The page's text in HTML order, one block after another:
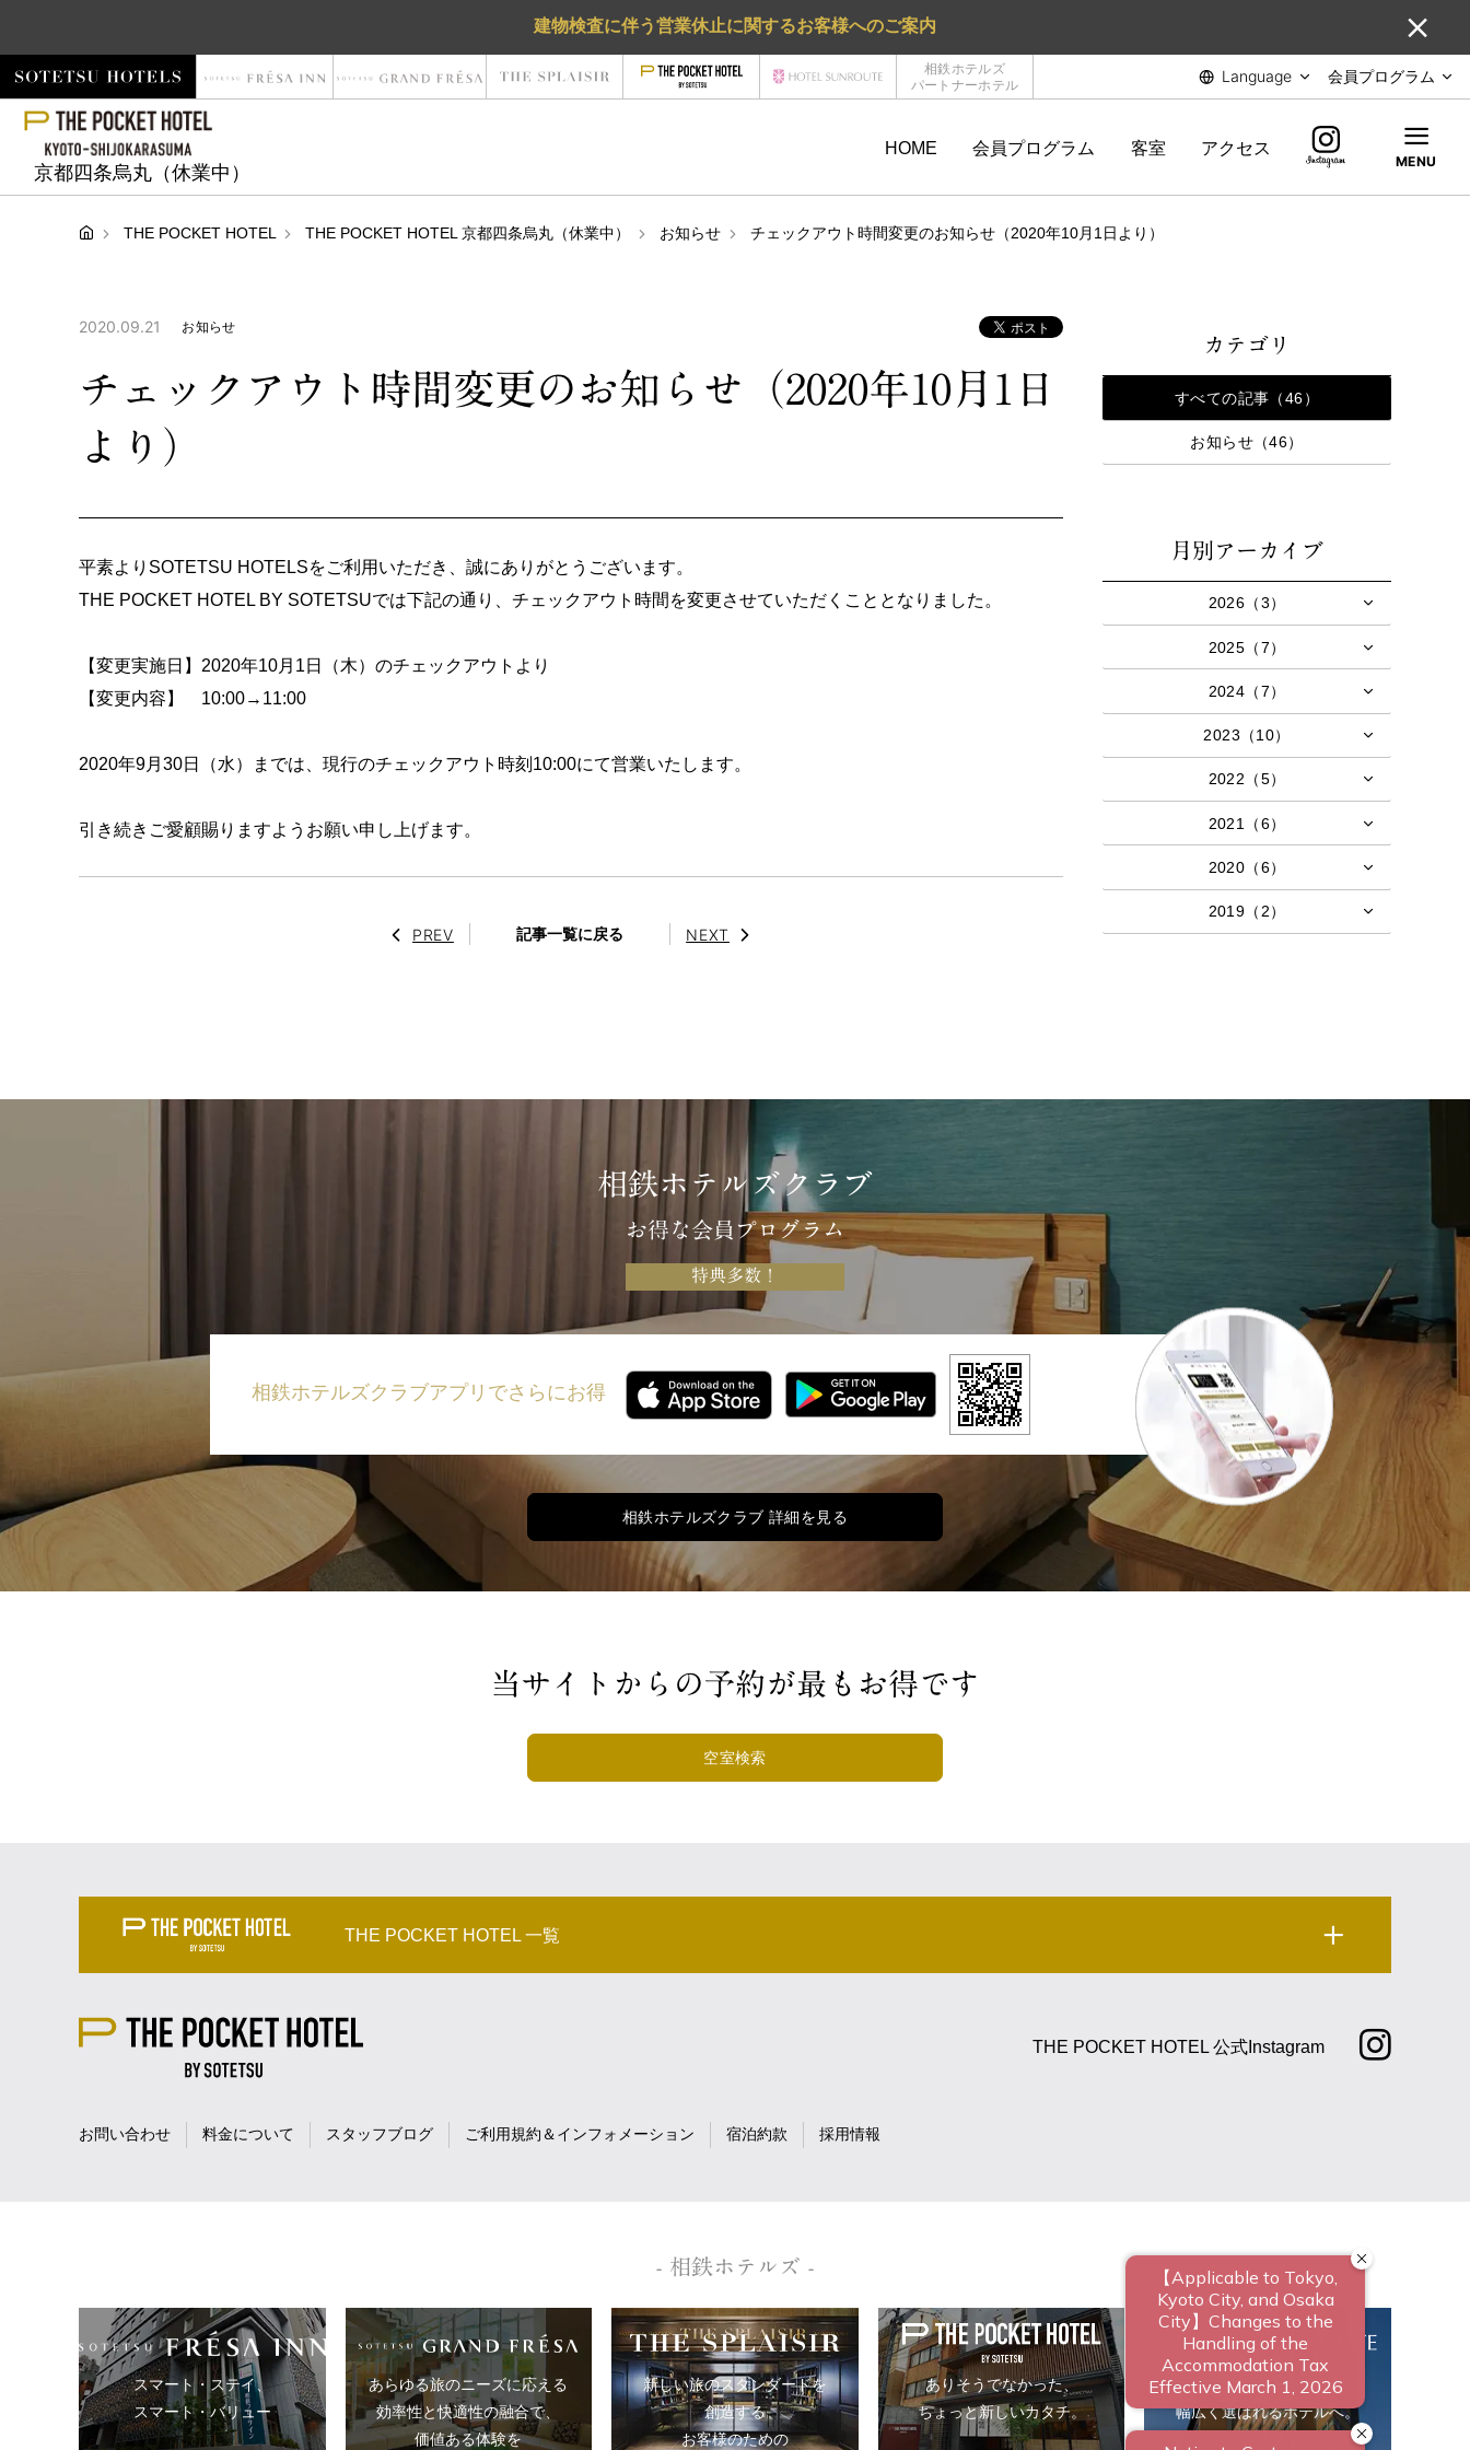
建物検査に伴う営業休止に関するお客様へのご案内
相鉄ホテルズ
パートナーホテル
Language 会員プログラム
京都四条烏丸（休業中）
HOME 会員プログラム 客室 アクセス
MENU
THE POCKET HOTEL THE POCKET HOTEL 京都四条烏丸（休業中） お知らせ チェックアウト時間変更のお知らせ（2020年10月1日より）
2020.09.21 お知らせ
チェックアウト時間変更のお知らせ（2020年10月1日
より）
平素よりSOTETSU HOTELSをご利用いただき、誠にありがとうございます。
THE POCKET HOTEL BY SOTETSUでは下記の通り、チェックアウト時間を変更させていただくこととなりました。
【変更実施日】2020年10月1日（木）のチェックアウトより
【変更内容】 10:00→11:00
2020年9月30日（水）までは、現行のチェックアウト時刻10:00にて営業いたします。
引き続きご愛顧賜りますようお願い申し上げます。
PREV 記事一覧に戻る NEXT
カテゴリ
すべての記事（46）
お知らせ（46）
月別アーカイブ
2026（3）
2025（7）
2024（7）
2023（10）
2022（5）
2021（6）
2020（6）
2019（2）
相鉄ホテルズクラブ
お得な会員プログラム
特典多数！
相鉄ホテルズクラブアプリでさらにお得
相鉄ホテルズクラブ 詳細を見る
当サイトからの予約が最もお得です
空室検索
THE POCKET HOTEL 一覧
THE POCKET HOTEL 公式Instagram
お問い合わせ 料金について スタッフブログ ご利用規約＆インフォメーション 宿泊約款 採用情報
- 相鉄ホテルズ -
スマート・ステイ、
スマート・バリュー
あらゆる旅のニーズに応える
効率性と快適性の融合で、
価値ある体験を
新しい旅のスタンダードを
創造する
お客様のための
ありそうでなかった、
ちょっと新しいカタチ。
ビジネスからレジャーまで、
幅広く選ばれるホテルへ。